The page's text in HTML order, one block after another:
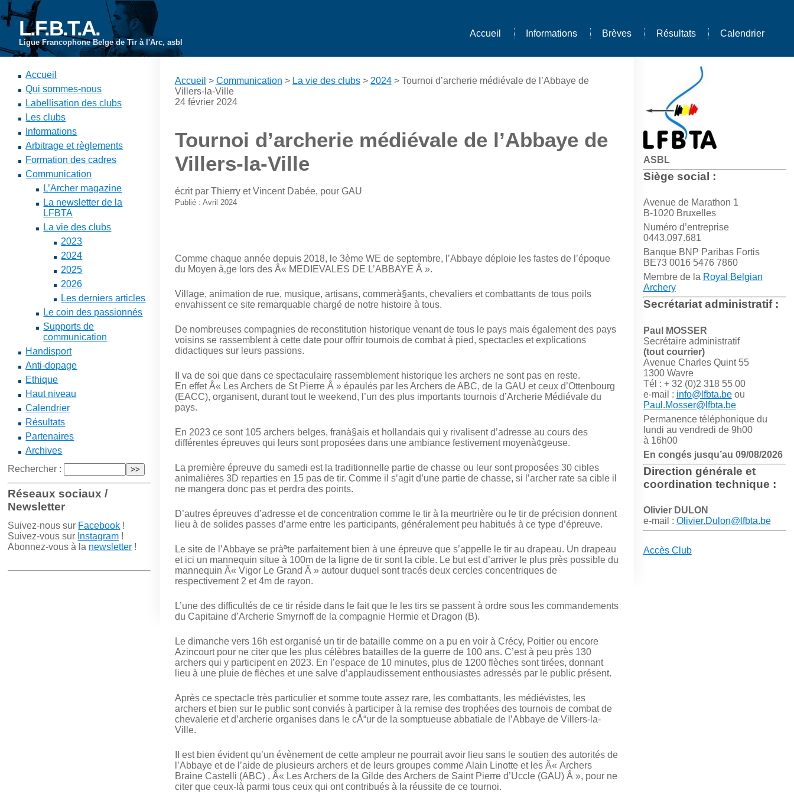
L.F.B.T.A.
Ligue Francophone Belge de Tir à l'Arc, asbl
Accueil Informations Brèves Résultats Calendrier
ASBL
Siège social :
Avenue de Marathon 1
B-1020 Bruxelles
Numéro d’entreprise
0443.097.681
Banque BNP Paribas Fortis
BE73 0016 5476 7860
Membre de la Royal Belgian
Archery
Secrétariat administratif :
Paul MOSSER
Secrétaire administratif
(tout courrier)
Avenue Charles Quint 55
1300 Wavre
Tél : + 32 (0)2 318 55 00
e-mail : info@lfbta.beou
Paul.Mosser@lfbta.be
Permanence téléphonique du
lundi au vendredi de 9h00
à 16h00
En congés jusqu’au 09/08/2026
Direction générale et
coordination technique :
Olivier DULON
e-mail : Olivier.Dulon@lfbta.be
Accès Club
Accueil
Qui sommes-nous
Labellisation des clubs
Les clubs
Informations
Arbitrage et règlements
Formation des cadres
Communication
L’Archer magazine
La newsletter de la
LFBTA
La vie des clubs
2023
2024
2025
2026
Les derniers articles
Le coin des passionnés
Supports de
communication
Handisport
Anti-dopage
Ethique
Haut niveau
Calendrier
Résultats
Partenaires
Archives
Rechercher :
Réseaux sociaux /
Newsletter
Suivez-nous sur Facebook !
Suivez-vous sur Instagram !
Abonnez-vous à la newsletter !
Accueil > Communication > La vie des clubs> 2024> Tournoi d’archerie médiévale de l’Abbaye de
Villers-la-Ville
24 février 2024
Tournoi d’archerie médiévale de l’Abbaye de
Villers-la-Ville
écrit par Thierry et Vincent Dabée, pour GAU
Publié : Avril 2024
Comme chaque année depuis 2018, le 3ème WE de septembre, l’Abbaye déploie les fastes de l’époque
du Moyen à‚ge lors des Â« MEDIEVALES DE L’ABBAYE Â ».
Village, animation de rue, musique, artisans, commerà§ants, chevaliers et combattants de tous poils
envahissent ce site remarquable chargé de notre histoire à tous.
De nombreuses compagnies de reconstitution historique venant de tous le pays mais également des pays
voisins se rassemblent à cette date pour offrir tournois de combat à pied, spectacles et explications
didactiques sur leurs passions.
II va de soi que dans ce spectaculaire rassemblement historique les archers ne sont pas en reste.
En effet Â« Les Archers de St Pierre Â » épaulés par les Archers de ABC, de la GAU et ceux d’Ottenbourg
(EACC), organisent, durant tout le weekend, l’un des plus importants tournois d’Archerie Médiévale du
pays.
En 2023 ce sont 105 archers belges, franà§ais et hollandais qui y rivalisent d’adresse au cours des
différentes épreuves qui leurs sont proposées dans une ambiance festivement moyenà¢geuse.
La première épreuve du samedi est la traditionnelle partie de chasse ou leur sont proposées 30 cibles
animalières 3D reparties en 15 pas de tir. Comme il s’agit d’une partie de chasse, si l’archer rate sa cible il
ne mangera donc pas et perdra des points.
D’autres épreuves d’adresse et de concentration comme le tir à la meurtrière ou le tir de précision donnent
lieu à de solides passes d’arme entre les participants, généralement peu habitués à ce type d’épreuve.
Le site de l’Abbaye se pràªte parfaitement bien à une épreuve que s’appelle le tir au drapeau. Un drapeau
et ici un mannequin situe à 100m de la ligne de tir sont la cible. Le but est d’arriver le plus près possible du
mannequin Â« Vigor Le Grand Â » autour duquel sont tracés deux cercles concentriques de
respectivement 2 et 4m de rayon.
L’une des difficultés de ce tir réside dans le fait que le les tirs se passent à ordre sous les commandements
du Capitaine d’Archerie Smyrnoff de la compagnie Hermie et Dragon (B).
Le dimanche vers 16h est organisé un tir de bataille comme on a pu en voir à Crécy, Poitier ou encore
Azincourt pour ne citer que les plus célèbres batailles de la guerre de 100 ans. C’est à peu près 130
archers qui y participent en 2023. En l’espace de 10 minutes, plus de 1200 flèches sont tirées, donnant
lieu à une pluie de flèches et une salve d’applaudissement enthousiastes adressés par le public présent.
Après ce spectacle très particulier et somme toute assez rare, les combattants, les médiévistes, les
archers et bien sur le public sont conviés à participer à la remise des trophées des tournois de combat de
chevalerie et d’archerie organises dans le cÅ“ur de la somptueuse abbatiale de l’Abbaye de Villers-la-
Ville.
II est bien évident qu’un évènement de cette ampleur ne pourrait avoir lieu sans le soutien des autorités de
l’Abbaye et de l’aide de plusieurs archers et de leurs groupes comme Alain Linotte et les Â« Archers
Braine Castelli (ABC) , Â« Les Archers de la Gilde des Archers de Saint Pierre d’Uccle (GAU) Â », pour ne
citer que ceux-là parmi tous ceux qui ont contribués à la réussite de ce tournoi.